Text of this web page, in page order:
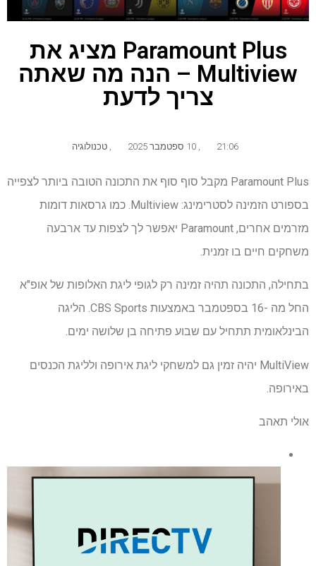
Paramount Plus מציג את
Multiview – הנה מה שאתה
צריך לדעת
21:06 טכנולוגיה
Paramount Plus מקבל סוף סוף את התכונה הטובה ביותר לצפייה
בספורט הזמינה לסטרימינג: Multiview. כמו גרסאות דומות
מזרמים אחרים, Paramount יאפשר לך לצפות עד ארבעה
משחקים חיים בו זמנית.
בתחילה, התכונה תהיה זמינה רק לגופי ליגת האלופות של אופ"א
החל מה -16 בספטמבר באמצעות CBS Sports. הליגה
הבינלאומית תתחיל עם שבוע פתיחה בן שלושה ימים.
MultiView יהיה זמין גם למשחקי ליגת אירופה ולליגת הכנסים
באירופה.
אולי תאהב